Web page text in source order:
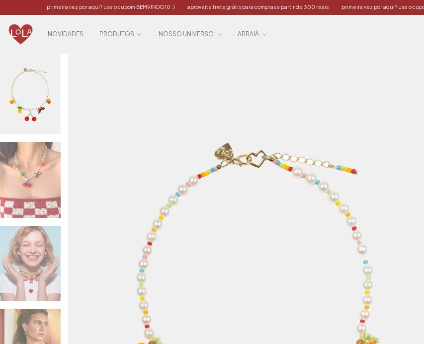
primeira vez por aqui? use o cupom BEMVINDO10 :) aproveite frete grátis para compras a partir de 300 reais primeira vez por aqui? use o cupom BEMVINDO10 :)
NOVIDADES PRODUTOS NOSSO UNIVERSO ARRAIÁ